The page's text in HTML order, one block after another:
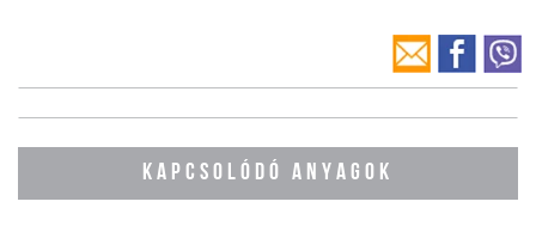
KAPCSOLÓDÓ ANYAGOK